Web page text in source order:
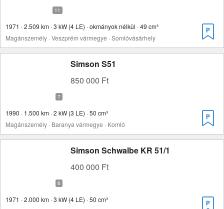
1971 · 2.509 km · 3 kW (4 LE) · okmányok nélkül · 49 cm³
Magánszemély · Veszprém vármegye · Somlóvásárhely
Simson S51
850 000 Ft
1990 · 1.500 km · 2 kW (3 LE) · 50 cm³
Magánszemély · Baranya vármegye · Komló
Simson Schwalbe KR 51/1
400 000 Ft
1971 · 2.000 km · 3 kW (4 LE) · 50 cm³